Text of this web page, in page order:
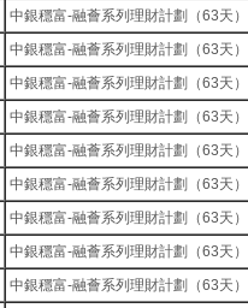
中銀穩富-融薈系列理財計劃（63天）
中銀穩富-融薈系列理財計劃（63天）
中銀穩富-融薈系列理財計劃（63天）
中銀穩富-融薈系列理財計劃（63天）
中銀穩富-融薈系列理財計劃（63天）
中銀穩富-融薈系列理財計劃（63天）
中銀穩富-融薈系列理財計劃（63天）
中銀穩富-融薈系列理財計劃（63天）
中銀穩富-融薈系列理財計劃（63天）